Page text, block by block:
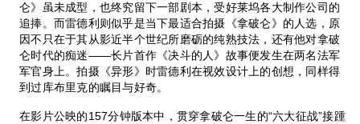
仑》虽未成型，也终究留下一部剧本，受好莱坞各大制作公司的
追捧。而雷德利则似乎是当下最适合拍摄《拿破仑》的人选，原
因不只在于其从影近半个世纪所磨砺的纯熟技法，还有他对拿破
仑时代的痴迷——长片首作《决斗的人》故事便发生在两名法军
军官身上。拍摄《异形》时雷德利在视效设计上的创想，同样得
到过库布里克的瞩目与好奇。
在影片公映的157分钟版本中，贯穿拿破仑一生的“六大征战”接踵